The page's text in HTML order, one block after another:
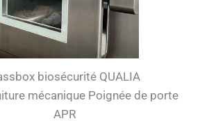
biosécurité QUALIA
mécanique Poignée de porte
APR